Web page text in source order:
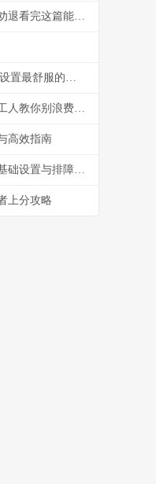
王者荣耀战队扩展价格 别被官网价劝退看完这篇能省一半
王者荣耀3D视角怎么调 手把手教你设置最舒服的视角
王者荣耀铭文等级强度排行 暴躁打工人教你别浪费金币
高效指南
王者荣耀网络延迟卡顿怎么解决 零基础设置与排障指南
上分攻略